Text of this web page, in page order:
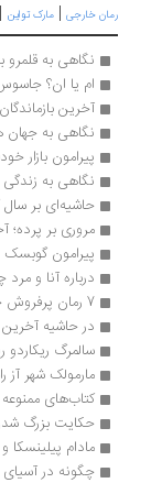
رمان خارجی | مارک تواین |
نگاهی به
ام یا ان؟
آخرین
نگاهی به جهان
پیرامون بازار
نگاهی به
حاشیه‌ای بر
مروری بر پرده؛
پیرامون گوبسک
درباره آنا و
7 رمان پرفروش جهان در ده سال گذشته
در حاشیه آخرین‌
سالمرگ ریکاردو
مارمولک شهر آز
کتاب‌های ممنوعه ۲۰۲۰ به روایت انجمن کتابخانه آمریکا
حکایت بزرگ
مادام